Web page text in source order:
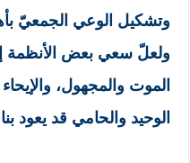
وتشكيل الوعي الجمعيّ
ولعلّ سعي بعض الأنظمة
الموت والمجهول،
الوحيد والحامي قد يعود